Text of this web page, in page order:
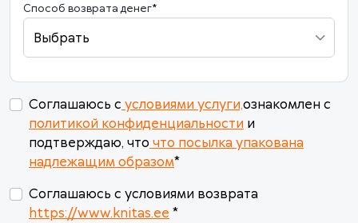
31 1 2 3 4 5 6
Способ возврата денег*
Выбрать
Соглашаюсь с условиями услуги,ознакомлен с
политикой конфиденциальности и
подтверждаю, что что посылка упакована
надлежащим образом*
Соглашаюсь с условиями возврата
https://www.knitas.ee *